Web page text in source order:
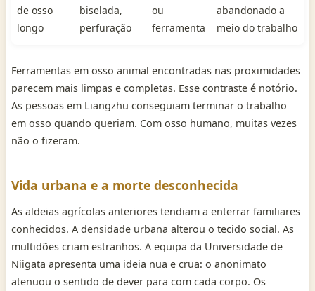
de osso
longo
biselada,
perfuração
ou
ferramenta
abandonado a
meio do trabalho
Ferramentas em osso animal encontradas nas proximidades
parecem mais limpas e completas. Esse contraste é notório.
As pessoas em Liangzhu conseguiam terminar o trabalho
em osso quando queriam. Com osso humano, muitas vezes
não o fizeram.
Vida urbana e a morte desconhecida
As aldeias agrícolas anteriores tendiam a enterrar familiares
conhecidos. A densidade urbana alterou o tecido social. As
multidões criam estranhos. A equipa da Universidade de
Niigata apresenta uma ideia nua e crua: o anonimato
atenuou o sentido de dever para com cada corpo. Os